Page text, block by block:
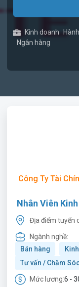
Kinh doanh
Ngân hàng
Công Ty Tài
Nhân Viên
Địa điểm tuyển
Ngành nghề:
Bán hàng
Tư vấn / Chăm
Mức lương:6 -